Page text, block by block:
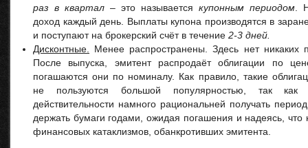
раз в квартал – это называется купонным периодом .
доход каждый день. Выплаты купона производятся в
и поступают на брокерский счёт в течение 2-3 дней.
Дисконтные.
Менее распространены. Здесь нет никаких
После выпуска, эмитент распродаёт облигации по
погашаются они по номиналу. Как правило, такие
не пользуются большой популярностью, так
действительности намного рациональней получать
держать бумаги годами, ожидая погашения и надеясь, что
финансовых катаклизмов, обанкротивших эмитента.